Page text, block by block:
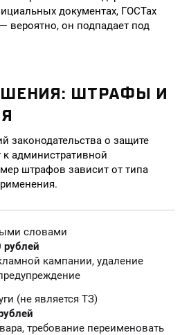
документах, ГОСТах
вероятно, он подпадает под
ШТРАФЫ И
законодательства о защите
к административной
штрафов зависит от типа
словами
рублей
кампании, удаление
(не является ТЗ)
требование переименовать